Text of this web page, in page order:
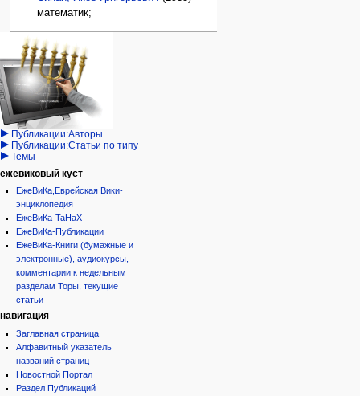
математик;
Навигация
персональные инструменты
войти
запрос
учётной
записи
категории
Израиль:Страна и
государство
Иудаизм
Народ
Проекты
Проекты/Участники/
дополнения
Публикации:Авторы
Публикации:Статьи по типу
Темы
ежевиковый куст
ЕжеВиКа,Еврейская Вики-
энциклопедия
ЕжеВиКа-ТаНаХ
ЕжеВиКа-Публикации
ЕжеВиКа-Книги (бумажные и
электронные), аудиокурсы,
комментарии к недельным
разделам Торы, текущие
статьи
навигация
Заглавная страница
Алфавитный указатель
названий страниц
Новостной Портал
Раздел Публикаций